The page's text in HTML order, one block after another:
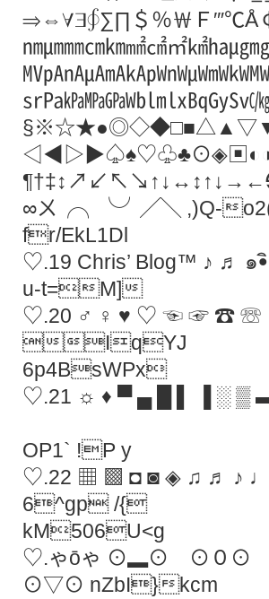
⇒⇔∀∃∮∑∏＄％￦Ｆ′″℃Å
㎚㎛㎜㎝㎞㎟㎠㎡㎢㏊㎍
㎹㎀㎁㎂㎃㎄㎺㎻㎼㎽㎾
㏛㎩㎪㎫㎬㏝㏐㏓㏃㏉㏜
¶†‡↕↗↙↖↘↑↓↔↕↑↓→←
∞ㄨ╭╮╰╯╱╲ ,)Q-
fr/EkL1Dl
♡.19 Chris’ Blog™ ♪ ♬
u-t=M]
♡.20 ♂ ♀ ♥ ♡ ☜ ☞ ☎ ☏
IqYJ
6p4BsWPx
♡.21 ☼ ♦ ▀ ▄ █ ▌ ▐ ░ ▒
OP1` !P y
♡.22 ▦ ▩ ◘ ◙ ◈ ♫ ♬ ♪ ♩
6^gp /{
kM506U<g
♡.ゃōゃ ⊙▂⊙ ⊙
⊙▽⊙ nZbI}kcm